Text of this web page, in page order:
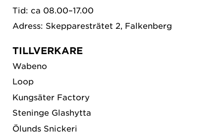
Tid: ca 08.00–17.00
Adress: Skepparesträtet 2, Falkenberg
TILLVERKARE
Wabeno
Loop
Kungsäter Factory
Steninge Glashytta
Ölunds Snickeri